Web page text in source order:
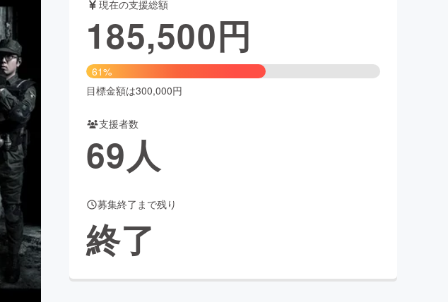
舞台・パフォーマンス
フード・飲食店 ファッション
アニメ・漫画
ビューティー・ヘルスケア
Creation
ya コミュニティ
現在の支援総額
185,500円
61%
目標金額は300,000円
支援者数
69人
募集終了まで残り
終了